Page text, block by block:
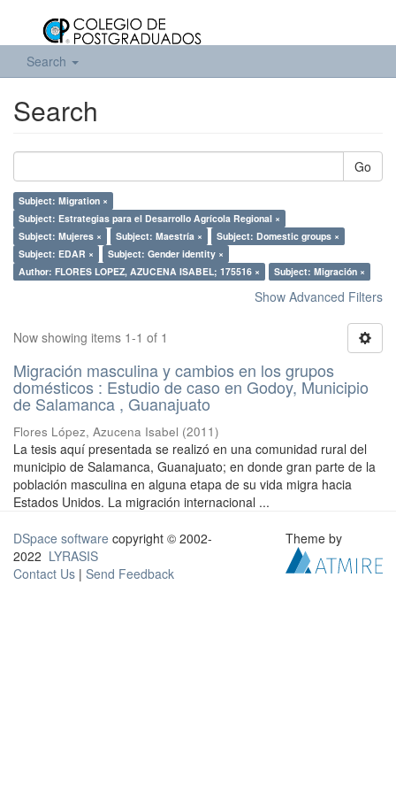
Search
Search
Go
Subject: Migration ×
Subject: Estrategias para el Desarrollo Agrícola Regional ×
Subject: Mujeres ×
Subject: Maestría ×
Subject: Domestic groups ×
Subject: EDAR ×
Subject: Gender identity ×
Author: FLORES LOPEZ, AZUCENA ISABEL; 175516 ×
Subject: Migración ×
Show Advanced Filters
Now showing items 1-1 of 1
Migración masculina y cambios en los grupos
domésticos : Estudio de caso en Godoy, Municipio
de Salamanca , Guanajuato
Flores López, Azucena Isabel (2011)
La tesis aquí presentada se realizó en una comunidad rural del
municipio de Salamanca, Guanajuato; en donde gran parte de la
población masculina en alguna etapa de su vida migra hacia
Estados Unidos. La migración internacional ...
DSpace software copyright © 2002-
2022 LYRASIS
Contact Us | Send Feedback
Theme by